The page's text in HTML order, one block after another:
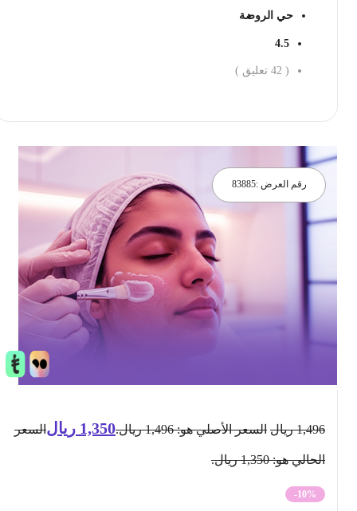
حي الروضة
4.5
42 تعليق )
رقم العرض :83885
1,496 ريال السعر الأصلي هو: 1,496 ريال. 1,350 ريال السعر
الحالي هو: 1,350 ريال.
-10%